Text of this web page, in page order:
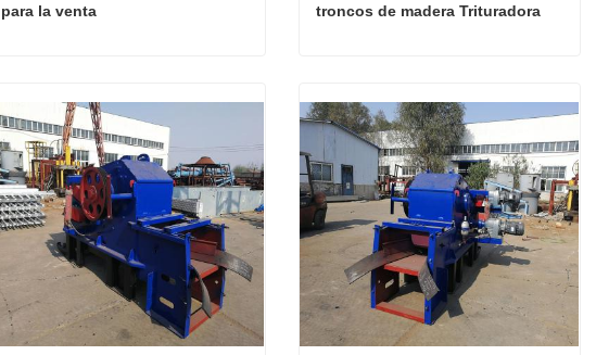
para la venta
Contactar ahora
troncos de madera Trituradora
Contactar ahora